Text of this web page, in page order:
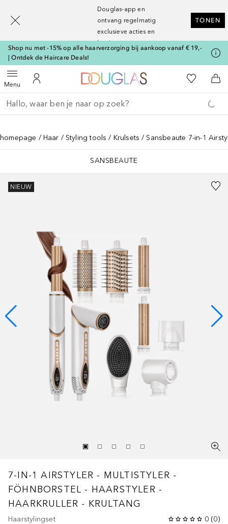
Douglas-app en
ontvang regelmatig
exclusieve acties en
kortingen
TONEN
Shop nu met -15% op alle haarverzorging bij aankoop vanaf € 19,-
| Ontdek de Haircare Deals!
MenuOpen menuNaar Mijn Account
Naar Douglas Home
Naar Mijn
Ga terug
Zoekopdracht uitvoeren
homepage Haar Styling tools Krulsets Sansbeaute 7-in-1
SANSBEAUTE
NIEUW
7-IN-1 AIRSTYLER - MULTISTYLER -
FÖHNBORSTEL - HAARSTYLER -
HAARKRULLER - KRULTANG
Haarstylingset 0 (0)
[navigation.slideout.screenreader]